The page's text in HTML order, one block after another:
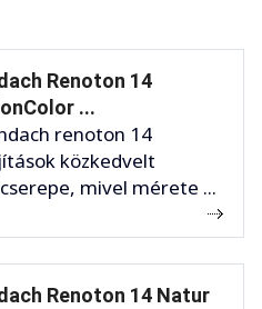
Renoton 14
...
renoton 14
közkedvelt
mivel mérete ...
Renoton 14 Natur